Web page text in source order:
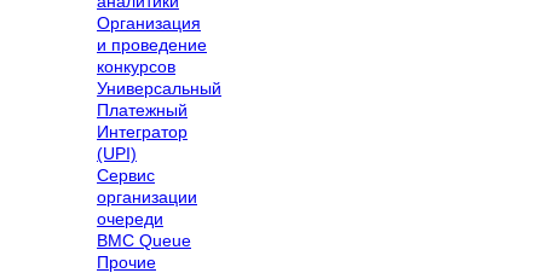
Организация
и проведение
конкурсов
Универсальный
Платежный
Интегратор
(UPI)
Сервис
организации
очереди
BMC Queue
Прочие